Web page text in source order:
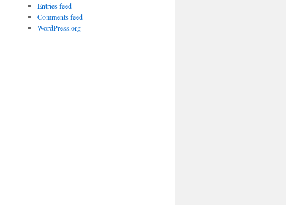
Entries feed
Comments feed
WordPress.org